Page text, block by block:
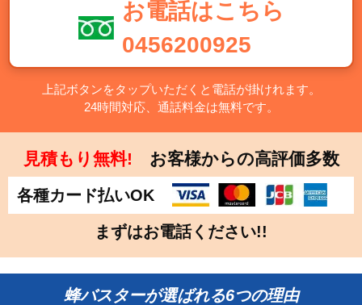
お電話はこちら
0456200925
上記ボタンをタップいただくと電話が掛けれます。
24時間対応、通話料金は無料です。
見積もり無料! お客様からの高評価多数
各種カード払いOK
まずはお電話ください!!
蜂バスターが選ばれる6つの理由